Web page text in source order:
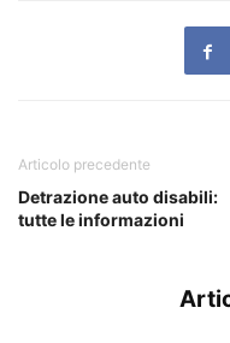
Articolo precedente
Detrazione auto disabili:
tutte le informazioni